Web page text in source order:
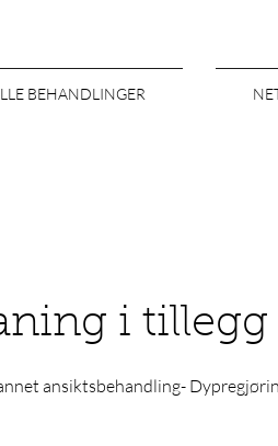
BEHANDLINGER
i tillegg
ansiktsbehandling-